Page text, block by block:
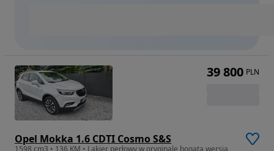
Opel Mokka 1.6 CDTI Cosmo S&S
1598 cm3 • 136 KM • Lakier perłowy w oryginale bogata wersja
39 800 PLN